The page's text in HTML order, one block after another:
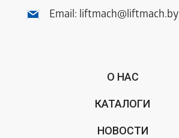
Email: liftmach@liftmach.by
О НАС
КАТАЛОГИ
НОВОСТИ